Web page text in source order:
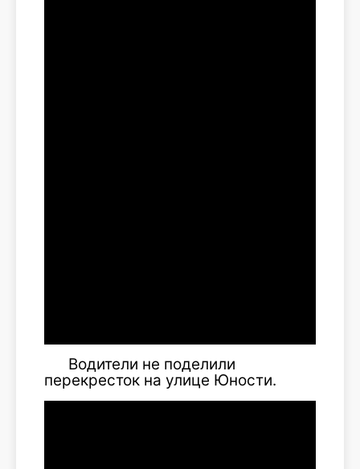
Водители не поделили
перекресток на улице Юности.